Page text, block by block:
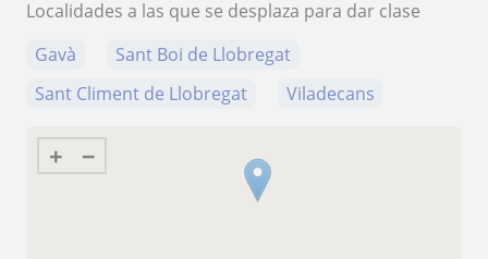
Localidades a las que se desplaza para dar clase
Gavà
Sant Boi de Llobregat
Sant Climent de Llobregat
Viladecans
+ −